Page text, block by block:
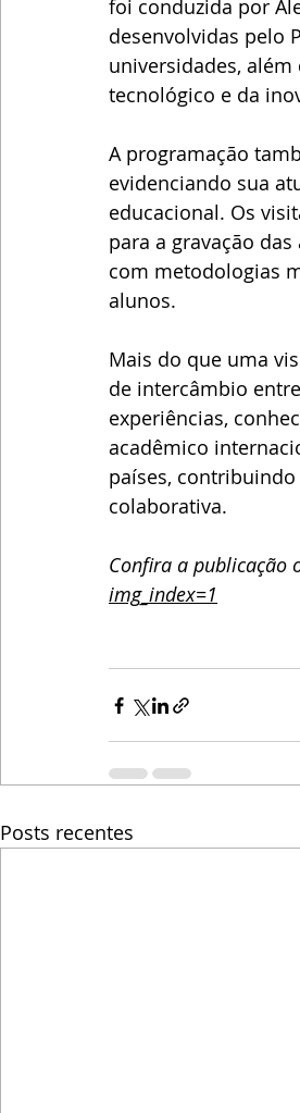
foi conduzida por
desenvolvidas pelo
universidades,
tecnológico e da
A programação
evidenciando sua
educacional. Os
para a gravação
com metodologias
alunos.
Mais do que uma
de intercâmbio
experiências,
acadêmico
países,
colaborativa.
Confira a publicação
img_index=1
Posts recentes